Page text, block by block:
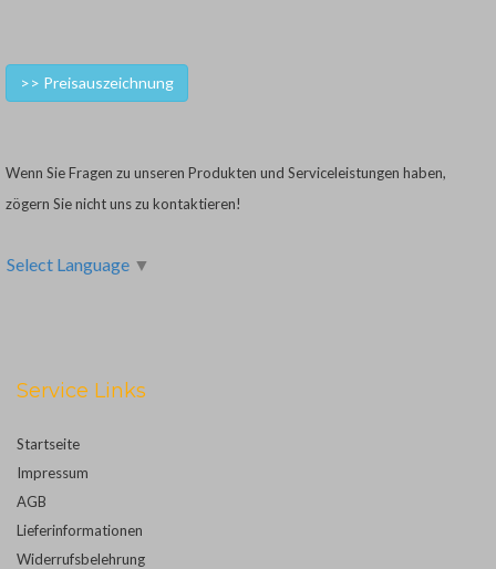
>> Preisauszeichnung
Wenn Sie Fragen zu unseren Produkten und Serviceleistungen haben,
zögern Sie nicht uns zu kontaktieren!
Select Language ▼
Service Links
Startseite
Impressum
AGB
Lieferinformationen
Widerrufsbelehrung